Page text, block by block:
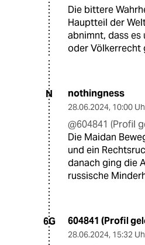
Die bittere
Hauptteil der
abnimnt, dass es
oder Völkerrecht
N nothingness
28.06.2024, 10:00
@604841 (Profil
Die Maidan
und ein
danach ging die
russische
6G 604841 (Profil
28.06.2024, 15:32